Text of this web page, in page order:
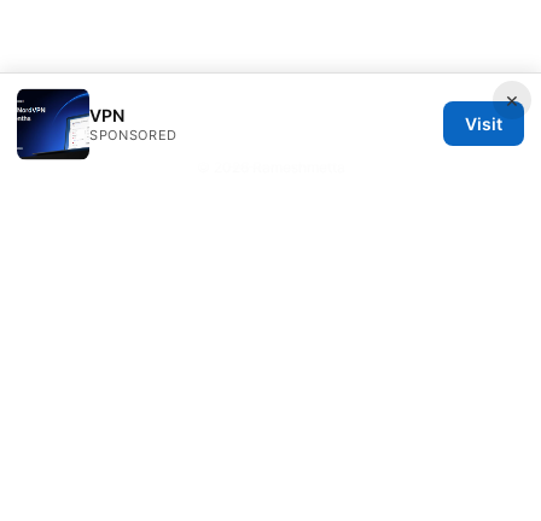
×
VPN
SPONSORED
Visit